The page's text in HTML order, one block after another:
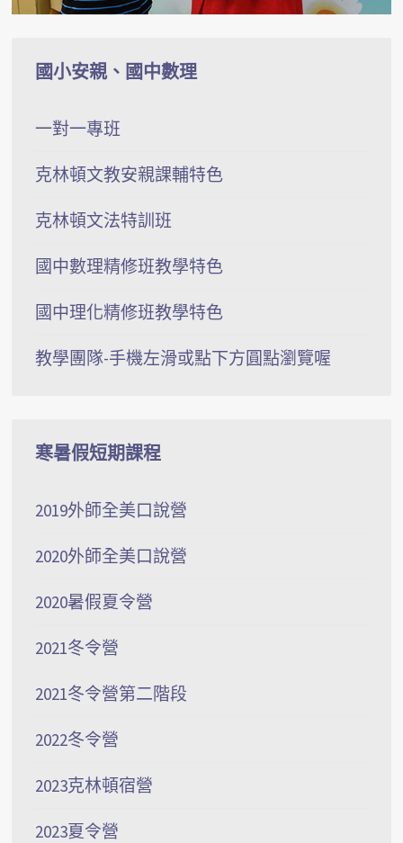
國小安親、國中數理
一對一專班
克林頓文教安親課輔特色
克林頓文法特訓班
國中數理精修班教學特色
國中理化精修班教學特色
教學團隊-手機左滑或點下方圓點瀏覽喔
寒暑假短期課程
2019外師全美口說營
2020外師全美口說營
2020暑假夏令營
2021冬令營
2021冬令營第二階段
2022冬令營
2023克林頓宿營
2023夏令營